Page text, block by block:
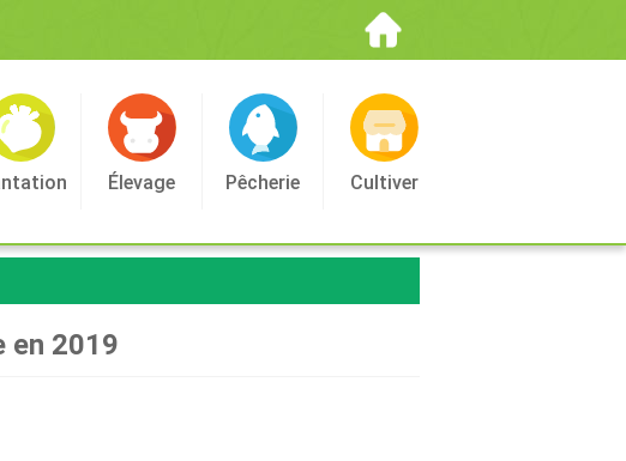
Élevage Pêcherie Cultiver
en 2019